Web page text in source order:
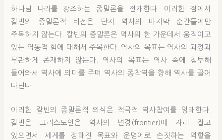
하나님 나라를 강조하는 종말론을 전개한다. 이러한 점에서
칼빈의 종말론적 비전은 단지 역사의 마지막 순간들에만
주목하지 않는다. 칼빈의 종말론은 역사의 한 가운데서 움직이고
있는 역동적 힘에 대해서 주목한다. 역사의 목표는 역사의 과정과
무관하게 존재하지 않는다. 역사의 목표는 역사 속에 침투해
들어와서 역사에 의미를 주며 역사의 종착역을 향해 역사를 끌어
다닌다.
이러한 칼빈의 종말론적 의식은 적극적 역사참여를 잉태한다.
칼빈은 그리스도인은 역사의 변경(frontier)에 자리 잡고
있으면서 세계를 정해진 목표와 운명에로 손짓하는 역할을